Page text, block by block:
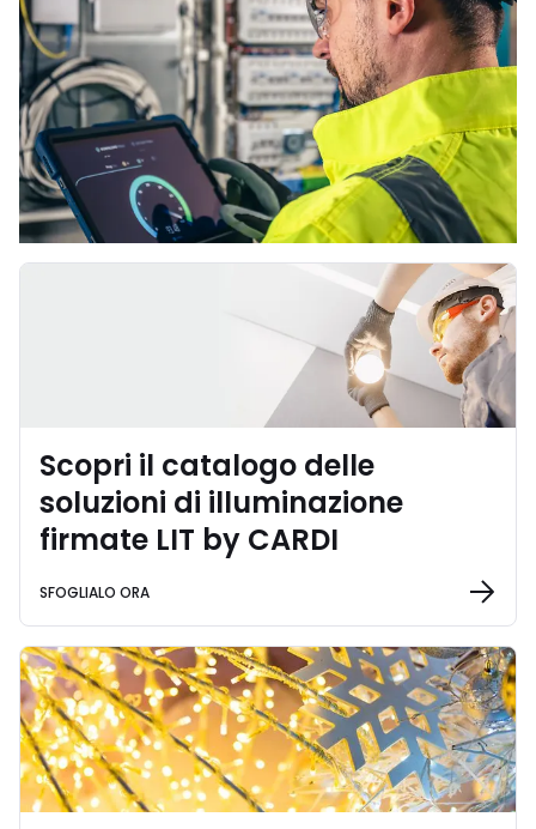
Scopri il catalogo delle
soluzioni di illuminazione
firmate LIT by CARDI
SFOGLIALO ORA